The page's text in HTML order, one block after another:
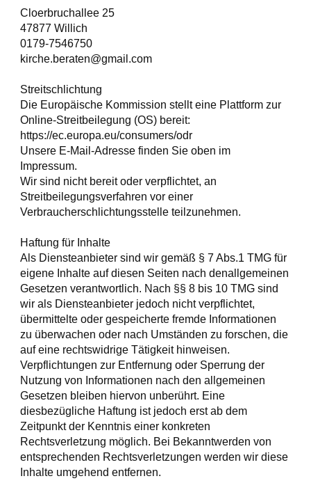
Cloerbruchallee 25
47877 Willich
0179-7546750
kirche.beraten@gmail.com
Streitschlichtung
Die Europäische Kommission stellt eine Plattform zur
Online-Streitbeilegung (OS) bereit:
https://ec.europa.eu/consumers/odr
Unsere E-Mail-Adresse finden Sie oben im
Impressum.
Wir sind nicht bereit oder verpflichtet, an
Streitbeilegungsverfahren vor einer
Verbraucherschlichtungsstelle teilzunehmen.
Haftung für Inhalte
Als Diensteanbieter sind wir gemäß § 7 Abs.1 TMG für
eigene Inhalte auf diesen Seiten nach denallgemeinen
Gesetzen verantwortlich. Nach §§ 8 bis 10 TMG sind
wir als Diensteanbieter jedoch nicht verpflichtet,
übermittelte oder gespeicherte fremde Informationen
zu überwachen oder nach Umständen zu forschen, die
auf eine rechtswidrige Tätigkeit hinweisen.
Verpflichtungen zur Entfernung oder Sperrung der
Nutzung von Informationen nach den allgemeinen
Gesetzen bleiben hiervon unberührt. Eine
diesbezügliche Haftung ist jedoch erst ab dem
Zeitpunkt der Kenntnis einer konkreten
Rechtsverletzung möglich. Bei Bekanntwerden von
entsprechenden Rechtsverletzungen werden wir diese
Inhalte umgehend entfernen.